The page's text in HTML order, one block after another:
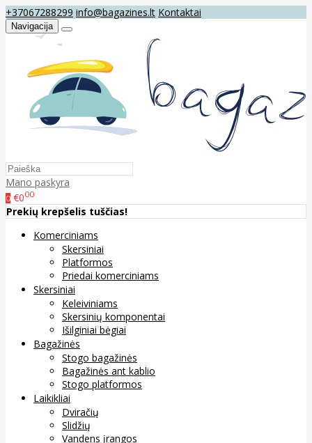
+37067288299 info@bagazines.lt Kontaktai
Navigacija
Mano paskyra
0 €000
Prekių krepšelis tuščias!
Komerciniams
Skersiniai
Platformos
Priedai komerciniams
Skersiniai
Keleiviniams
Skersinių komponentai
Išilginiai bėgiai
Bagažinės
Stogo bagažinės
Bagažinės ant kablio
Stogo platformos
Laikikliai
Dviračių
Slidžių
Vandens įrangos